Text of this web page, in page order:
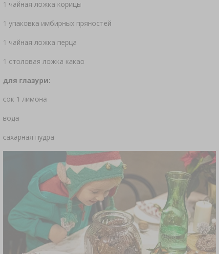
СОЛЕНИЕ, МАРИНАДЫ И ТРАВЫ
ЛИТЕРАТУРА ПО КОЛБАСНОМУ ДЕЛУ
АРОМАТ КОПТИЛЬНОГО ДЫМА
ВИННЫЕ АКСЕССУАРЫ
ИЗМЕРИТЕЛИ, ИНДИКАТОРЫ
БУТЫЛКИ
БУТЫЛИ С УЗКИМ ГОРЛЫШКОМ
СТЕЛЛАЖИ
АРОМАТИЗАЦИЯ ›
ЛИТЕРАТУРА
АНАЛИЗ ВИНА
ЭТИКЕТКИ
ДОПОЛНИТЕЛЬНЫЕ ВЕЩЕСТВА
АНАЛИЗ АЛКОГОЛЯ
ГАДЖЕТЫ ДОМАШНИЕ
1 чайная ложка корицы
1 упаковка имбирных пряностей
1 чайная ложка перца
1 столовая ложка какао
для глазури:
сок 1 лимона
вода
сахарная пудра